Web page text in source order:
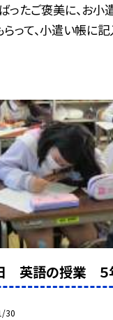
ったご褒美に、お小
らって、小遣い帳に
日 英語の授業 ５
30